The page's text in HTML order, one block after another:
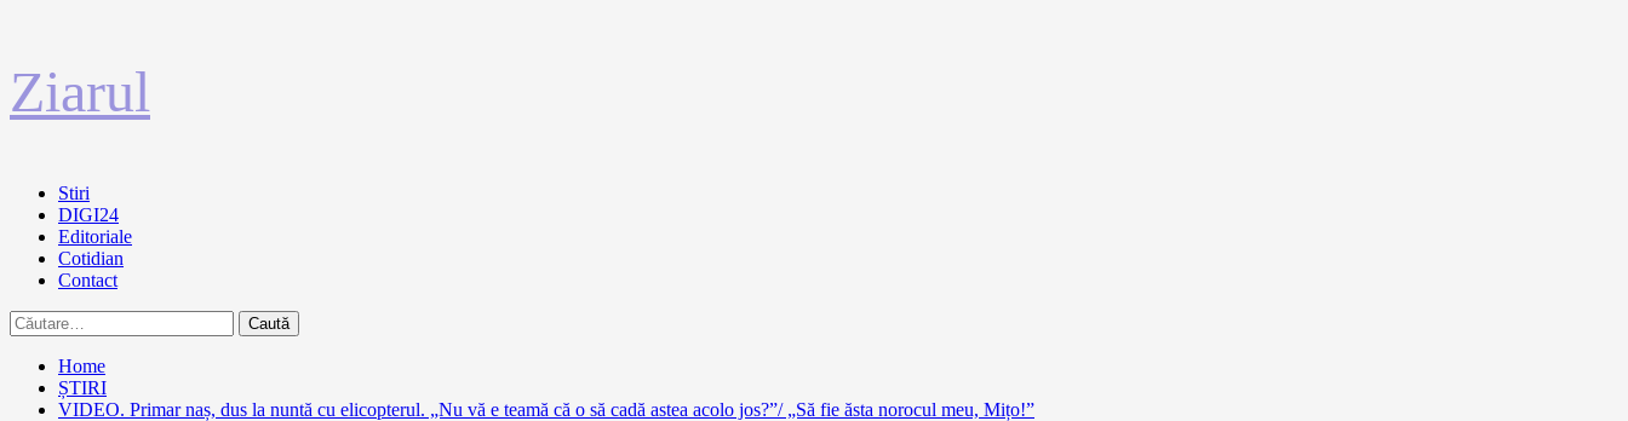
la
conținut
Ziarul
Primary
Menu
Stiri
DIGI24
Editoriale
Cotidian
Contact
Caută
după:
Home
ȘTIRI
VIDEO. Primar naș, dus la nuntă cu elicopterul. „Nu vă e teamă că o să cadă astea acolo jos?”/ „Să fie ăsta norocul meu, Mițo!”